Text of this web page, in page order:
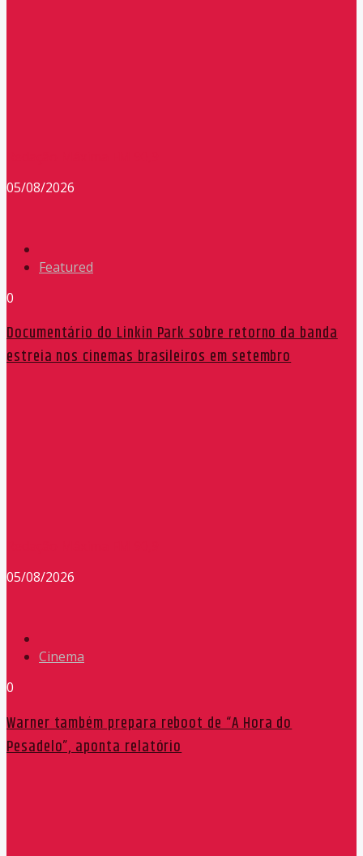
05/08/2026
Featured
0
Documentário do Linkin Park sobre retorno da banda
estreia nos cinemas brasileiros em setembro
05/08/2026
Cinema
0
Warner também prepara reboot de “A Hora do
Pesadelo”, aponta relatório